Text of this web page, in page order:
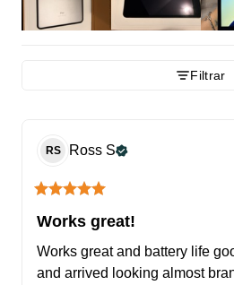
Filtrar
RS Ross S
Works great!
Works great and battery life
and arrived looking almost